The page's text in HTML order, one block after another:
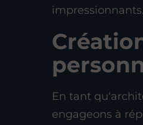
impressionnants.
En tant
engageons à